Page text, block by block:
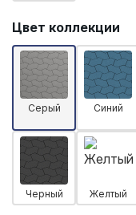
Цвет коллекции
Серый Синий
Черный Желтый